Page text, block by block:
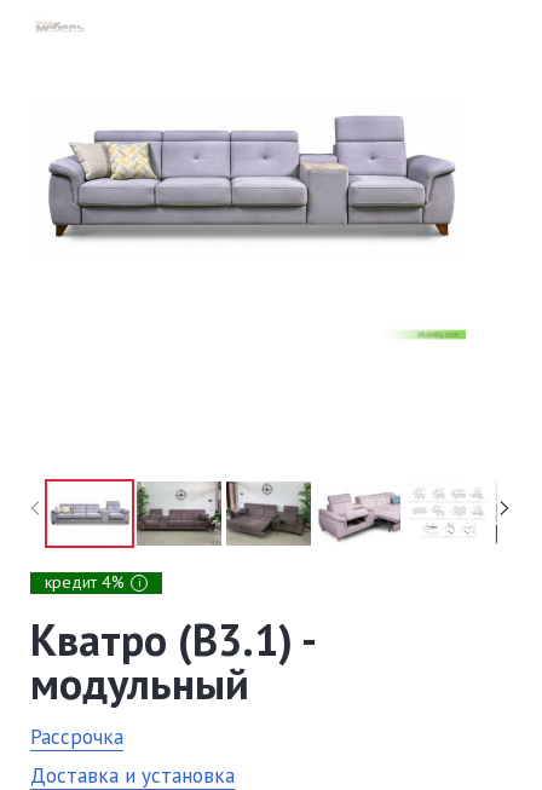
кредит 4% i
Кватро (В3.1) -
модульный
Рассрочка
Доставка и установка